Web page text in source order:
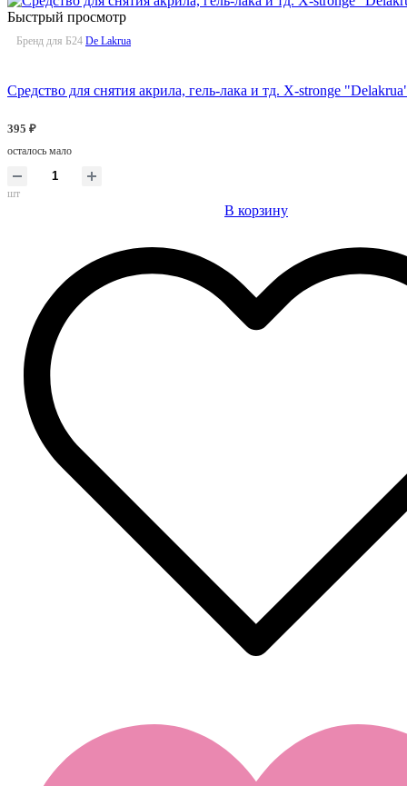
Быстрый просмотр
Бренд для Б24 De Lakrua
Средство для снятия акрила, гель-лака и тд. X-stronge
395 ₽
осталось мало
шт
В корзину